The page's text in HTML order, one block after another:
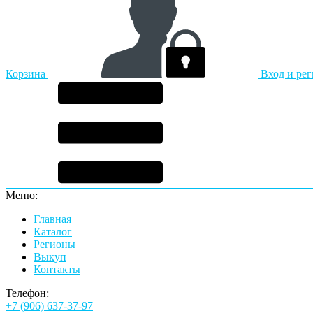
Корзина Вход и
Меню:
Главная
Каталог
Регионы
Выкуп
Контакты
Телефон:
+7 (906) 637-37-97